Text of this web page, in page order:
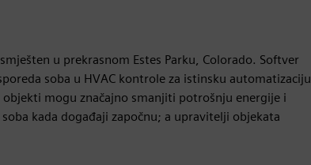
u prekrasnom Estes Parku, Colorado. Softver
soba u HVAC kontrole za istinsku automatizaciju
mogu značajno smanjiti potrošnju energije i
kada događaji započnu; a upravitelji objekata